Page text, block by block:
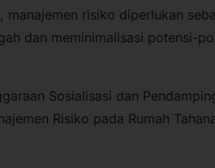
manajemen risiko diperlukan
dan meminimalisasi potensi-
Sosialisasi dan
Risiko pada Rumah